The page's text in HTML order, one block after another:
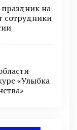
на
сотрудники
«Улыбка